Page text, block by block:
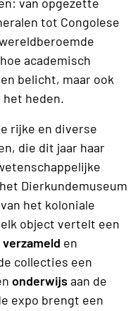
tot Congolese
academisch
belicht, maar ook
heden.
rijke en diverse
die dit jaar haar
Dierkundemuseum
het koloniale
object vertelt een
verzameld en
collecties een
onderwijsaan de
expo brengt een